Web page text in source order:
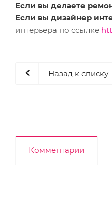
Если вы делаете
Если вы дизайнер
интерьера по ссылке
Назад к списку
Комментарии